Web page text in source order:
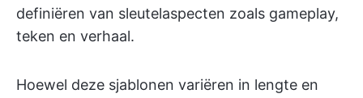
definiëren van sleutelaspecten zoals gameplay,
teken en verhaal.
Hoewel deze sjablonen variëren in lengte en